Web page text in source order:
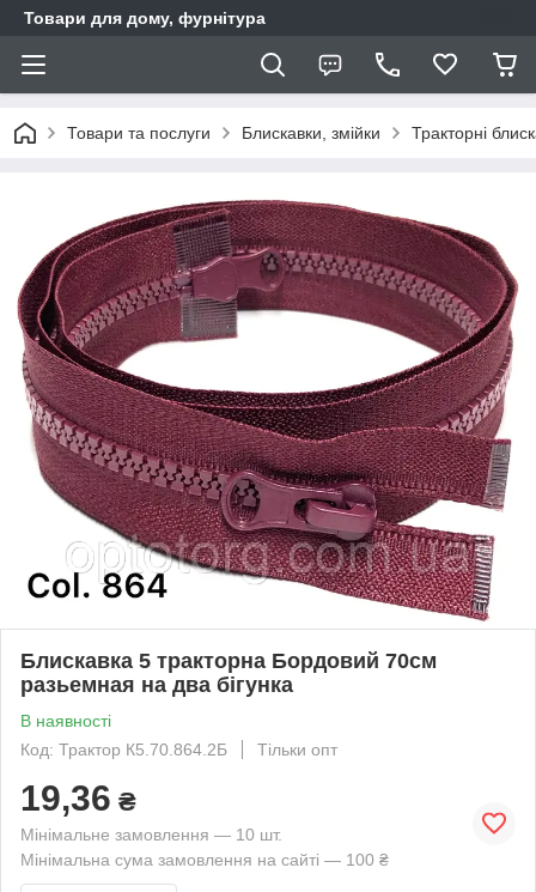
Товари для дому, фурнітура
Товари та послуги Блискавки, змійки Тракторні
Блискавка 5 тракторна Бордовий 70см
разьемная на два бігунка
В наявності
Код: Трактор К5.70.864.2Б
Тільки опт
19,36 ₴
Мінімальне замовлення — 10 шт.
Мінімальна сума замовлення на сайті — 100 ₴